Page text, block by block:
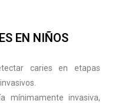
EN NIÑOS
caries en etapas
mínimamente invasiva,